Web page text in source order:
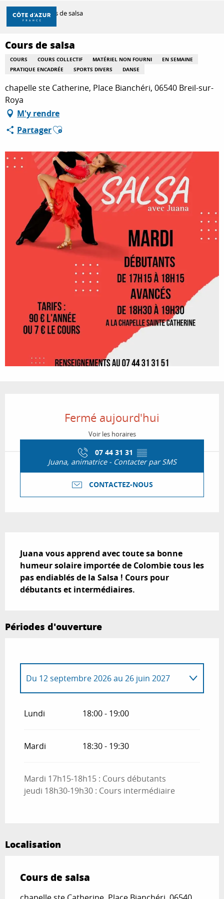
Aller
contenu
principal
DÉCOUVRIR
À FAIRE
SÉJOURNER
Accueil Cours de salsa
Cours de salsa
COURS COURS COLLECTIF MATÉRIEL NON FOURNI
EN SEMAINE
PRATIQUE ENCADRÉE
SPORTS DIVERS DANSE
chapelle ste Catherine, Place Bianchéri, 06540 Breil-sur-
Roya
M'y rendre
PartagerAjouter aux favoris
Fermé aujourd'hui
Voir les horaires
07 44 31 31 ▒▒
Juana, animatrice - Contacter par SMS
CONTACTEZ-NOUS
Juana vous apprend avec toute sa bonne
humeur solaire importée de Colombie tous les
pas endiablés de la Salsa ! Cours pour
débutants et intermédiaires.
Périodes d'ouverture
Du 12 septembre 2026au 26 juin 2027
Lundi 18:00 - 19:00
Mardi 18:30 - 19:30
Mardi 17h15-18h15 : Cours débutants
jeudi 18h30-19h30 : Cours intermédiaire
Localisation
Cours de salsa